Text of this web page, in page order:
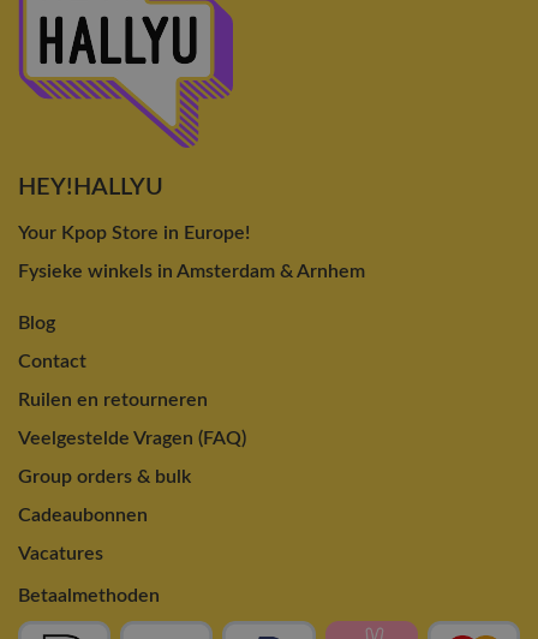
HEY!HALLYU
Your Kpop Store in Europe!
Fysieke winkels in Amsterdam & Arnhem
Blog
Contact
Ruilen en retourneren
Veelgestelde Vragen (FAQ)
Group orders & bulk
Cadeaubonnen
Vacatures
Betaalmethoden